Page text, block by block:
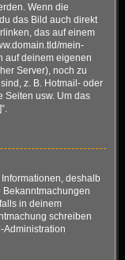
Wenn die
das Bild auch direkt
das auf einem
mein-
auf deinem eigenen
Server), noch zu
z. B. Hotmail- oder
Seiten usw. Um das
deshalb
in deinem
schreiben
Administration